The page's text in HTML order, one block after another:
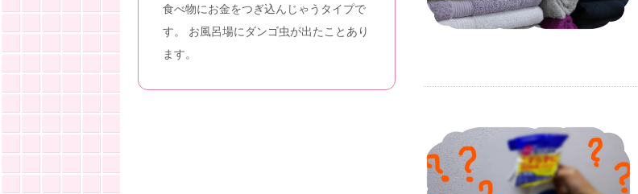
食べ物にお金をつぎ込んじゃうタイプで
す。 お風呂場にダンゴ虫が出たことあり
ます。